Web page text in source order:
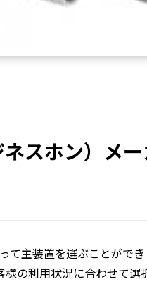
スホン）メ
て主装置を選ぶことがで
の利用状況に合わせて選